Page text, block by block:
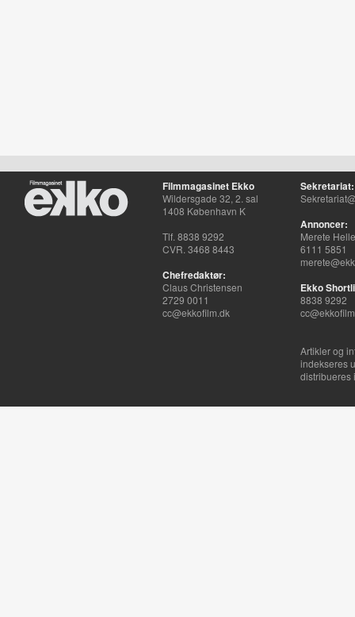
Filmmagasinet Ekko
Wildersgade 32, 2. sal
1408 København K
Tlf. 8838 9292
CVR. 3468 8443
Chefredaktør:
Claus Christensen
2729 0011
cc@ekkofilm.dk
Sekretariat:
Annoncer:
Merete
6111 5851
Ekko
8838 9292
Artikler og
indekseres
distribueres